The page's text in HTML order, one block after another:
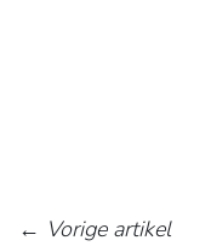
← Vorige artikel